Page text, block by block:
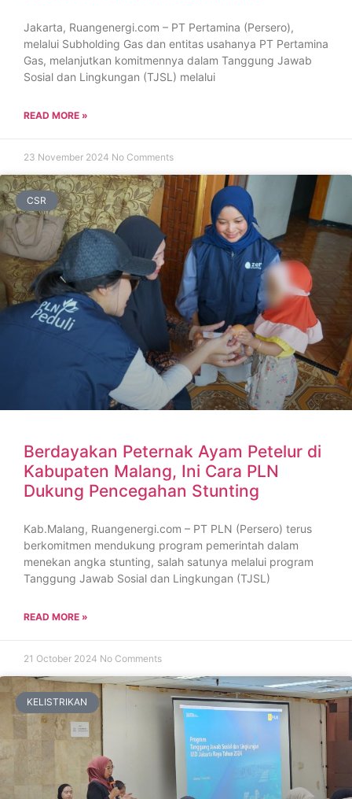
Jakarta, Ruangenergi.com – PT Pertamina (Persero),
melalui Subholding Gas dan entitas usahanya PT Pertamina
Gas, melanjutkan komitmennya dalam Tanggung Jawab
Sosial dan Lingkungan (TJSL) melalui
READ MORE »
23 November 2024 No Comments
CSR
Berdayakan Peternak Ayam Petelur di
Kabupaten Malang, Ini Cara PLN
Dukung Pencegahan Stunting
Kab.Malang, Ruangenergi.com – PT PLN (Persero) terus
berkomitmen mendukung program pemerintah dalam
menekan angka stunting, salah satunya melalui program
Tanggung Jawab Sosial dan Lingkungan (TJSL)
READ MORE »
21 October 2024 No Comments
KELISTRIKAN